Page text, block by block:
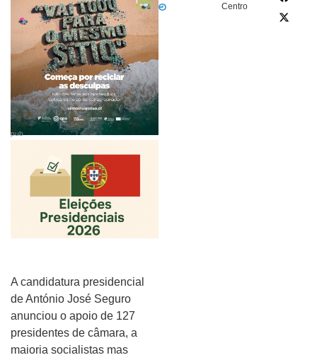
Centro
pub
A candidatura presidencial
de António José Seguro
anunciou o apoio de 127
presidentes de câmara, a
maioria socialistas mas